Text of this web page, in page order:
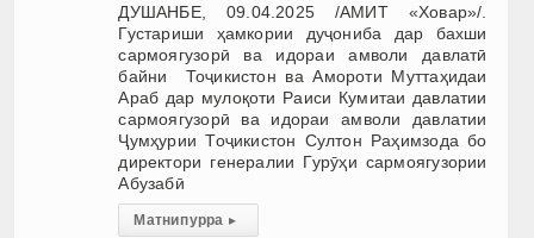
ДУШАНБЕ, 09.04.2025 /АМИТ «Ховар»/.
Густариши ҳамкории дуҷониба дар бахши
сармоягузорӣ ва идораи амволи давлатӣ
байни Тоҷикистон ва Амороти Муттаҳидаи
Араб дар мулоқоти Раиси Кумитаи давлатии
сармоягузорӣ ва идораи амволи давлатии
Ҷумҳурии Тоҷикистон Султон Раҳимзода бо
директори генералии Гурӯҳи сармоягузории
Абузабӣ
Матни пурра ▸